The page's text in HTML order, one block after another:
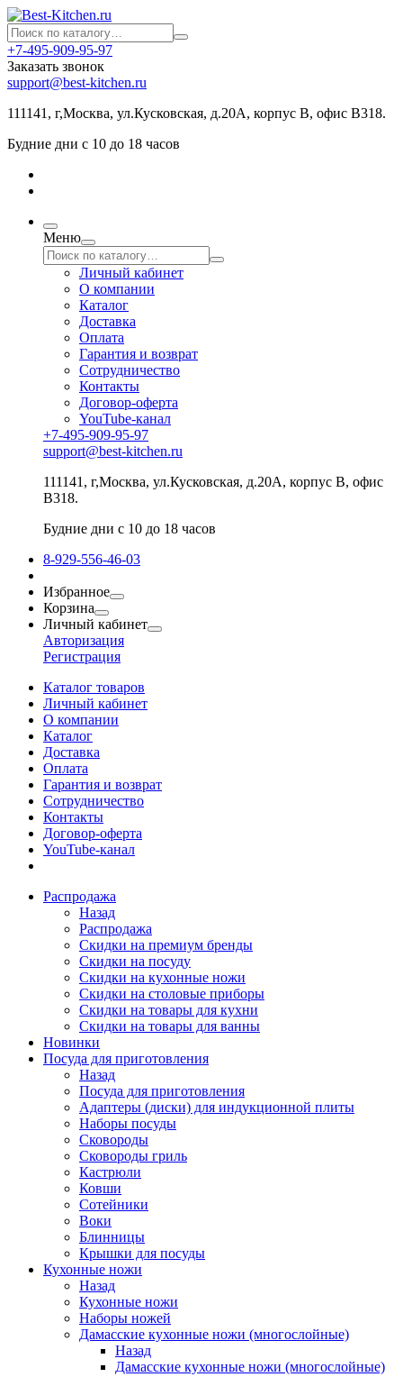
+7-495-909-95-97
Заказать звонок
support@best-kitchen.ru
111141, г,Москва, ул.Кусковская, д.20А, корпус В, офис В318.
Будние дни с 10 до 18 часов
Меню
Личный кабинет
О компании
Каталог
Доставка
Оплата
Гарантия и возврат
Сотрудничество
Контакты
Договор-оферта
YouTube-канал
+7-495-909-95-97
support@best-kitchen.ru
111141, г,Москва, ул.Кусковская, д.20А, корпус В, офис
В318.
Будние дни с 10 до 18 часов
8-929-556-46-03
Избранное
Корзина
Личный кабинет
Авторизация
Регистрация
Каталог товаров
Личный кабинет
О компании
Каталог
Доставка
Оплата
Гарантия и возврат
Сотрудничество
Контакты
Договор-оферта
YouTube-канал
Распродажа
Назад
Распродажа
Скидки на премиум бренды
Скидки на посуду
Скидки на кухонные ножи
Скидки на столовые приборы
Скидки на товары для кухни
Скидки на товары для ванны
Новинки
Посуда для приготовления
Назад
Посуда для приготовления
Адаптеры (диски) для индукционной плиты
Наборы посуды
Сковороды
Сковороды гриль
Кастрюли
Ковши
Сотейники
Воки
Блинницы
Крышки для посуды
Кухонные ножи
Назад
Кухонные ножи
Наборы ножей
Дамасские кухонные ножи (многослойные)
Назад
Дамасские кухонные ножи (многослойные)